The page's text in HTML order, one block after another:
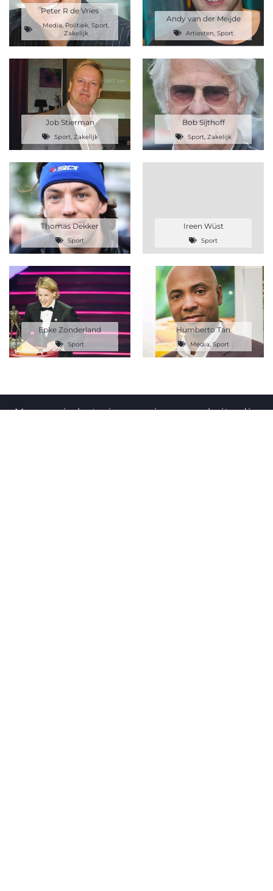
Peter R de Vries
Media, Politiek, Sport,
Zakelijk
Andy van der Meijde
Artiesten, Sport
Job Stierman
Sport, Zakelijk
Bob Sijthoff
Sport, Zakelijk
Thomas Dekker
Sport
Ireen Wüst
Sport
Epke Zonderland
Sport
Humberto Tan
Media,Sport
Mensen in het nieuws – is een website die